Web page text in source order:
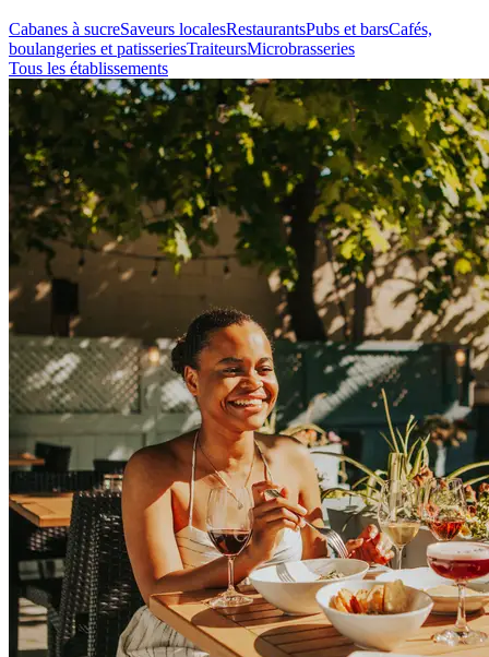
Cabanes à sucreSaveurs localesRestaurantsPubs et barsCafés,
boulangeries et patisseriesTraiteursMicrobrasseries
Tous les établissements